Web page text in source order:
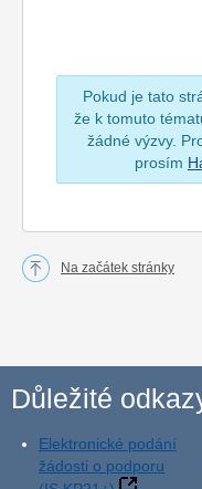
Pokud je tato
že k tomuto
žádné výzvy.
prosím
Na začátek stránky
Důležité
Elektronické podání
žádosti o podporu